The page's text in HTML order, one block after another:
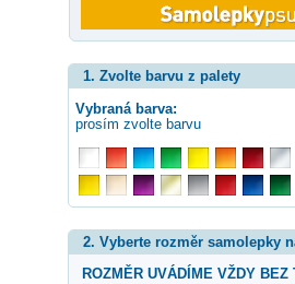
1. Zvolte barvu z palety
Vybraná barva:
prosím zvolte barvu
2. Vyberte rozměr samolepky
ROZMĚR UVÁDÍME VŽDY BEZ